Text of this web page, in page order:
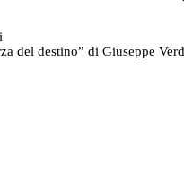
del destino” di Giuseppe